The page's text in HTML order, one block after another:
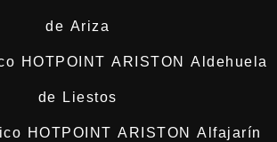
de Ariza
HOTPOINT ARISTON Aldehuela
de Liestos
HOTPOINT ARISTON Alfajarín